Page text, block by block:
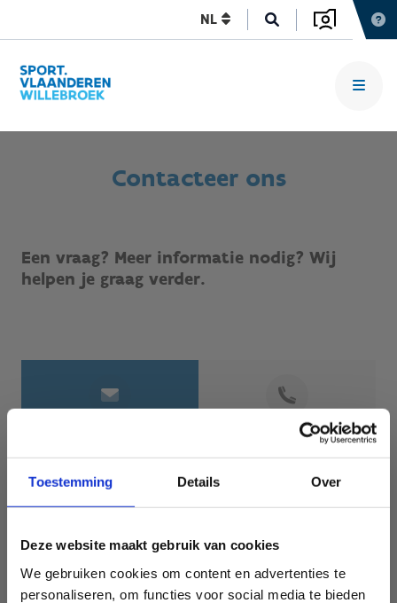
Toestemming Details Over
Deze website maakt gebruik van cookies
We gebruiken cookies om content en advertenties te
personaliseren, om functies voor social media te bieden
NL
Contacteer ons
Een vraag? Meer informatie nodig? Wij
helpen je graag verder.